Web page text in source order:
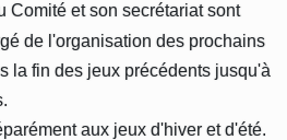
Comité et son secrétariat sont
de l'organisation des prochains
la fin des jeux précédents jusqu'à
aux jeux d'hiver et d'été.